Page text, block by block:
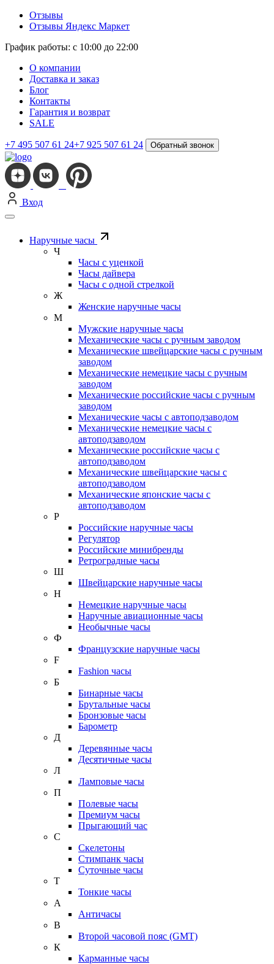
Отзывы
Отзывы Яндекс Маркет
График работы: с 10:00 до 22:00
О компании
Доставка и заказ
Блог
Контакты
Гарантия и возврат
SALE
+7 495 507 61 24+7 925 507 61 24 Обратный звонок
Вход
Наручные часы
Ч
Часы с уценкой
Часы дайвера
Часы с одной стрелкой
Ж
Женские наручные часы
М
Мужские наручные часы
Механические часы с ручным заводом
Механические швейцарские часы с ручным
заводом
Механические немецкие часы с ручным
заводом
Механические российские часы с ручным
заводом
Механические часы с автоподзаводом
Механические немецкие часы с
автоподзаводом
Механические российские часы с
автоподзаводом
Механические швейцарские часы с
автоподзаводом
Механические японские часы с
автоподзаводом
Р
Российские наручные часы
Регулятор
Российские минибренды
Ретроградные часы
Ш
Швейцарские наручные часы
Н
Немецкие наручные часы
Наручные авиационные часы
Необычные часы
Ф
Французские наручные часы
F
Fashion часы
Б
Бинарные часы
Брутальные часы
Бронзовые часы
Барометр
Д
Деревянные часы
Десятичные часы
Л
Ламповые часы
П
Полевые часы
Премиум часы
Прыгающий час
С
Скелетоны
Стимпанк часы
Суточные часы
Т
Тонкие часы
А
Античасы
В
Второй часовой пояс (GMT)
К
Карманные часы